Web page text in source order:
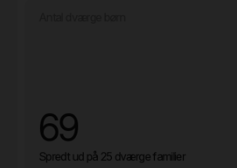
69
Spredt ud på 25 dværge familier